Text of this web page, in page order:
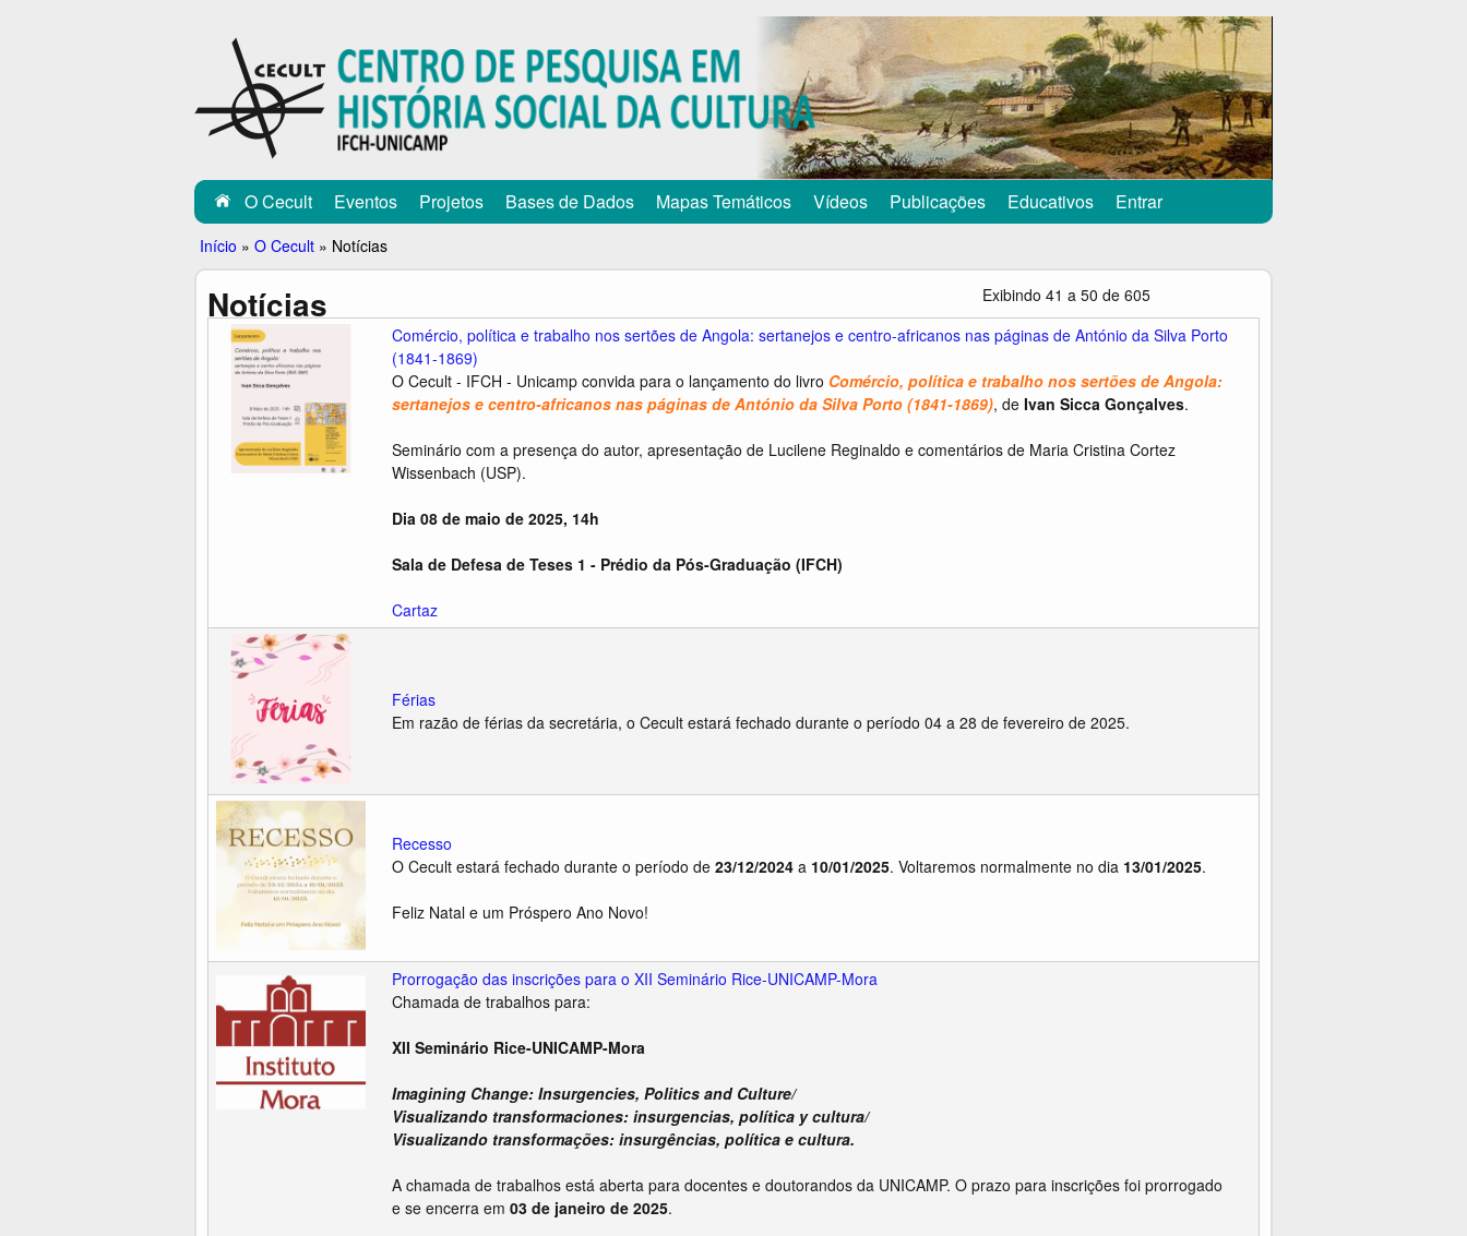
para
o
conteúdo
C
L
T
O Cecult Eventos Projetos Bases de Dados Mapas Temáticos Vídeos Publicações Educativos Entrar
Você
está
aqui
Início » O Cecult » Notícias
Notícias
Exibindo 41 a 50 de 605
Comércio, política e trabalho nos sertões de Angola: sertanejos e centro-africanos nas páginas de António da Silva Porto
(1841-1869)
O Cecult - IFCH - Unicamp convida para o lançamento do livro Comércio, política e trabalho nos sertões de Angola:
sertanejos e centro-africanos nas páginas de António da Silva Porto (1841-1869), de Ivan Sicca Gonçalves.
Seminário com a presença do autor, apresentação de Lucilene Reginaldo e comentários de Maria Cristina Cortez
Wissenbach (USP).
Dia 08 de maio de 2025, 14h
Sala de Defesa de Teses 1 - Prédio da Pós-Graduação (IFCH)
Cartaz
Férias
Em razão de férias da secretária, o Cecult estará fechado durante o período 04 a 28 de fevereiro de 2025.
Recesso
O Cecult estará fechado durante o período de 23/12/2024 a 10/01/2025. Voltaremos normalmente no dia 13/01/2025.
Feliz Natal e um Próspero Ano Novo!
Prorrogação das inscrições para o XII Seminário Rice-UNICAMP-Mora
Chamada de trabalhos para:
XII Seminário Rice-UNICAMP-Mora
Imagining Change: Insurgencies, Politics and Culture/
Visualizando transformaciones: insurgencias, política y cultura/
Visualizando transformações: insurgências, política e cultura.
A chamada de trabalhos está aberta para docentes e doutorandos da UNICAMP. O prazo para inscrições foi prorrogado
e se encerra em 03 de janeiro de 2025.